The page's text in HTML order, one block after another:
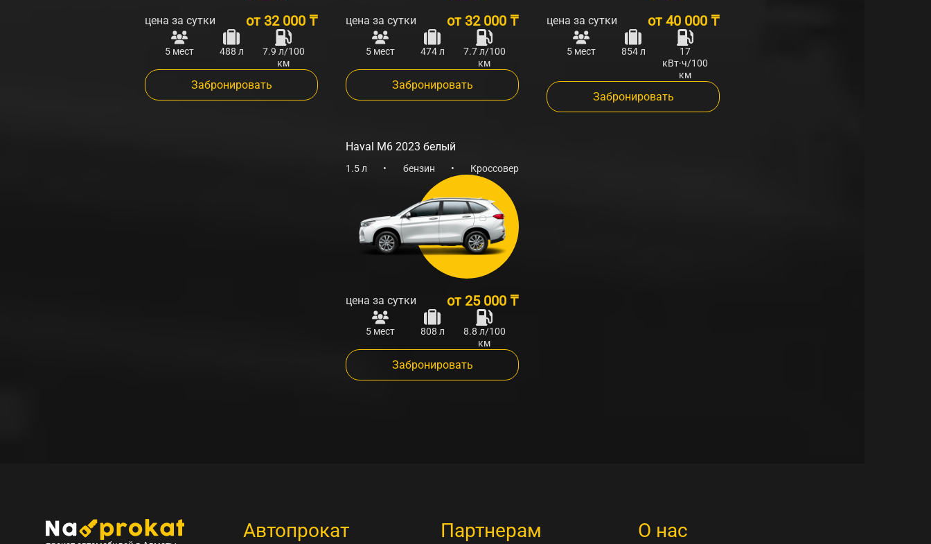
цена за сутки от 32 000 ₸
5 мест 488 л
7.9 л/100
км
Забронировать
цена за сутки от 32 000 ₸
5 мест 474 л
7.7 л/100
км
Забронировать
цена за сутки от 40 000 ₸
5 мест 854 л
17
кВт·ч/100
км
Забронировать
Haval M6 2023 белый
1.5 л • бензин • Кроссовер
цена за сутки от 25 000 ₸
5 мест 808 л
8.8 л/100
км
Забронировать
Автопрокат Партнерам О нас